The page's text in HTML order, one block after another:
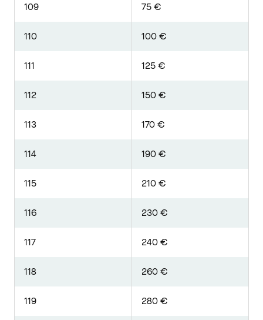
109 75 €
110 100 €
111 125 €
112 150 €
113 170 €
114 190 €
115 210 €
116 230 €
117 240 €
118 260 €
119 280 €